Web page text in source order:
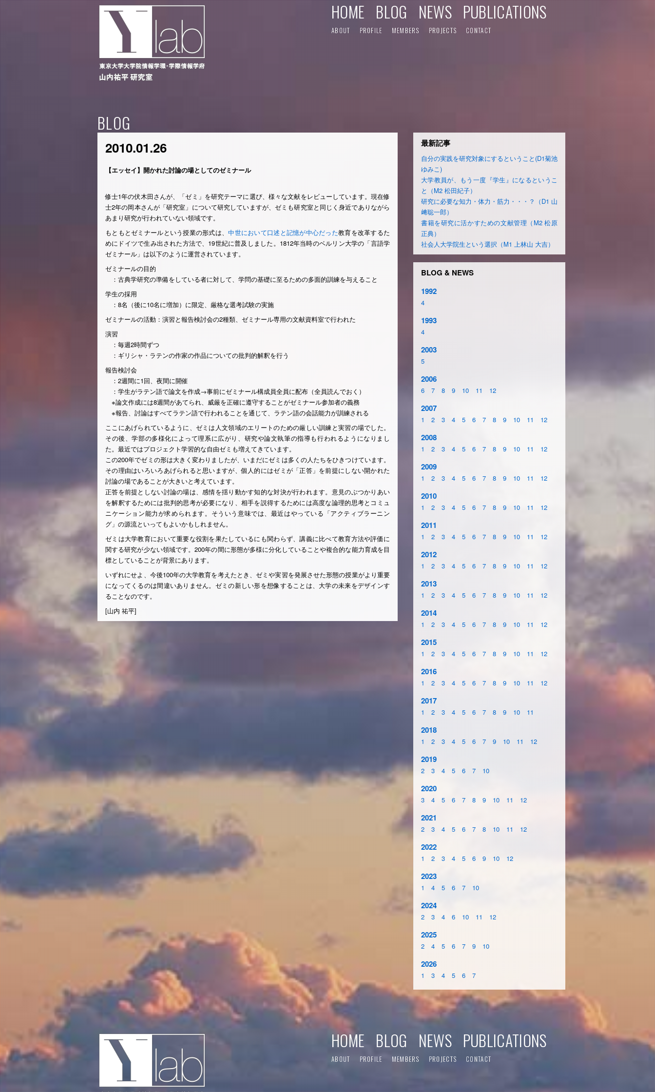
HOME BLOG NEWS PUBLICATIONS
ABOUT PROFILE MEMBERS PROJECTS CONTACT
BLOG
2010.01.26
【エッセイ】開かれた討論の場としてのゼミナール
修士1年の伏木田さんが、「ゼミ」を研究テーマに選び、様々な文献をレビューしています。現在修
士2年の岡本さんが「研究室」について研究していますが、ゼミも研究室と同じく身近でありながら
あまり研究が行われていない領域です。
もともとゼミナールという授業の形式は、中世において口述と記憶が中心だった教育を改革するた
めにドイツで生み出された方法で、19世紀に普及しました。1812年当時のベルリン大学の「言語学
ゼミナール」は以下のように運営されています。
ゼミナールの目的
：古典学研究の準備をしている者に対して、学問の基礎に至るための多面的訓練を与えること
学生の採用
：8名（後に10名に増加）に限定、厳格な選考試験の実施
ゼミナールの活動：演習と報告検討会の2種類、ゼミナール専用の文献資料室で行われた
演習
：毎週2時間ずつ
：ギリシャ・ラテンの作家の作品についての批判的解釈を行う
報告検討会
：2週間に1回、夜間に開催
：学生がラテン語で論文を作成→事前にゼミナール構成員全員に配布（全員読んでおく）
※論文作成には8週間があてられ、威厳を正確に遵守することがゼミナール参加者の義務
※報告、討論はすべてラテン語で行われることを通じて、ラテン語の会話能力が訓練される
ここにあげられているように、ゼミは人文領域のエリートのための厳しい訓練と実習の場でした。
その後、学部の多様化によって理系に広がり、研究や論文執筆の指導も行われるようになりまし
た。最近ではプロジェクト学習的な自由ゼミも増えてきています。
この200年でゼミの形は大きく変わりましたが、いまだにゼミは多くの人たちをひきつけています。
その理由はいろいろあげられると思いますが、個人的にはゼミが「正答」を前提にしない開かれた
討論の場であることが大きいと考えています。
正答を前提としない討論の場は、感情を揺り動かす知的な対決が行われます。意見のぶつかりあい
を解釈するためには批判的思考が必要になり、相手を説得するためには高度な論理的思考とコミュ
ニケーション能力が求められます。そういう意味では、最近はやっている「アクティブラーニン
グ」の源流といってもよいかもしれません。
ゼミは大学教育において重要な役割を果たしているにも関わらず、講義に比べて教育方法や評価に
関する研究が少ない領域です。200年の間に形態が多様に分化していることや複合的な能力育成を目
標としていることが背景にあります。
いずれにせよ、今後100年の大学教育を考えたとき、ゼミや実習を発展させた形態の授業がより重要
になってくるのは間違いありません。ゼミの新しい形を想像することは、大学の未来をデザインす
ることなのです。
[山内 祐平]
最新記事
自分の実践を研究対象にするということ(D1菊池
ゆみこ)
大学教員が、もう一度『学生』になるというこ
と（M2 松田紀子）
研究に必要な知力・体力・筋力・・・？（D1 山
﨑聡一郎）
書籍を研究に活かすための文献管理（M2 松原
正典）
社会人大学院生という選択（M1 上林山 大吉）
BLOG & NEWS
1992
4
1993
4
2003
5
2006
6 7 8 9 10 11 12
2007
1 2 3 4 5 6 7 8 9 10 11 12
2008
1 2 3 4 5 6 7 8 9 10 11 12
2009
1 2 3 4 5 6 7 8 9 10 11 12
2010
1 2 3 4 5 6 7 8 9 10 11 12
2011
1 2 3 4 5 6 7 8 9 10 11 12
2012
1 2 3 4 5 6 7 8 9 10 11 12
2013
1 2 3 4 5 6 7 8 9 10 11 12
2014
1 2 3 4 5 6 7 8 9 10 11 12
2015
1 2 3 4 5 6 7 8 9 10 11 12
2016
1 2 3 4 5 6 7 8 9 10 11 12
2017
1 2 3 4 5 6 7 8 9 10 11
2018
1 2 3 4 5 6 7 9 10 11 12
2019
2 3 4 5 6 7 10
2020
3 4 5 6 7 8 9 10 11 12
2021
2 3 4 5 6 7 8 10 11 12
2022
1 2 3 4 5 6 9 10 12
2023
1 4 5 6 7 10
2024
2 3 4 6 10 11 12
2025
2 4 5 6 7 9 10
2026
1 3 4 5 6 7
HOME BLOG NEWS PUBLICATIONS
ABOUT PROFILE MEMBERS PROJECTS CONTACT